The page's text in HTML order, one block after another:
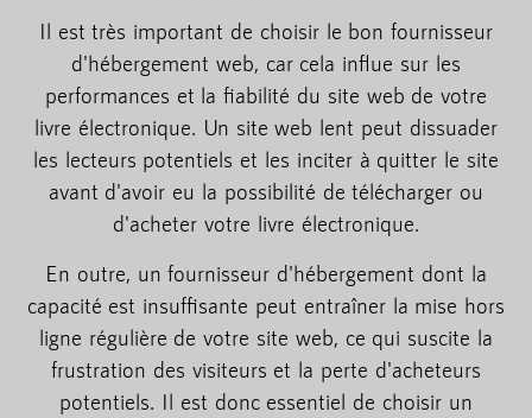
Il est très important de choisir le bon fournisseur
d'hébergement web, car cela influe sur les
performances et la fiabilité du site web de votre
livre électronique. Un site web lent peut dissuader
les lecteurs potentiels et les inciter à quitter le site
avant d'avoir eu la possibilité de télécharger ou
d'acheter votre livre électronique.
En outre, un fournisseur d'hébergement dont la
capacité est insuffisante peut entraîner la mise hors
ligne régulière de votre site web, ce qui suscite la
frustration des visiteurs et la perte d'acheteurs
potentiels. Il est donc essentiel de choisir un